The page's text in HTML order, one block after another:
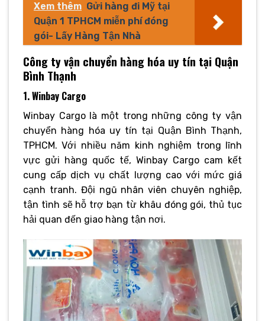
Xem thêm Gửi hàng đi Mỹ tại
Quận 1 TPHCM miễn phí đóng
gói- Lấy Hàng Tận Nhà
Công ty vận chuyển hàng hóa uy tín tại Quận
Bình Thạnh
1. Winbay Cargo
Winbay Cargo là một trong những công ty vận
chuyển hàng hóa uy tín tại Quận Bình Thạnh,
TPHCM. Với nhiều năm kinh nghiệm trong lĩnh
vực gửi hàng quốc tế, Winbay Cargo cam kết
cung cấp dịch vụ chất lượng cao với mức giá
cạnh tranh. Đội ngũ nhân viên chuyên nghiệp,
tận tình sẽ hỗ trợ bạn từ khâu đóng gói, thủ tục
hải quan đến giao hàng tận nơi.